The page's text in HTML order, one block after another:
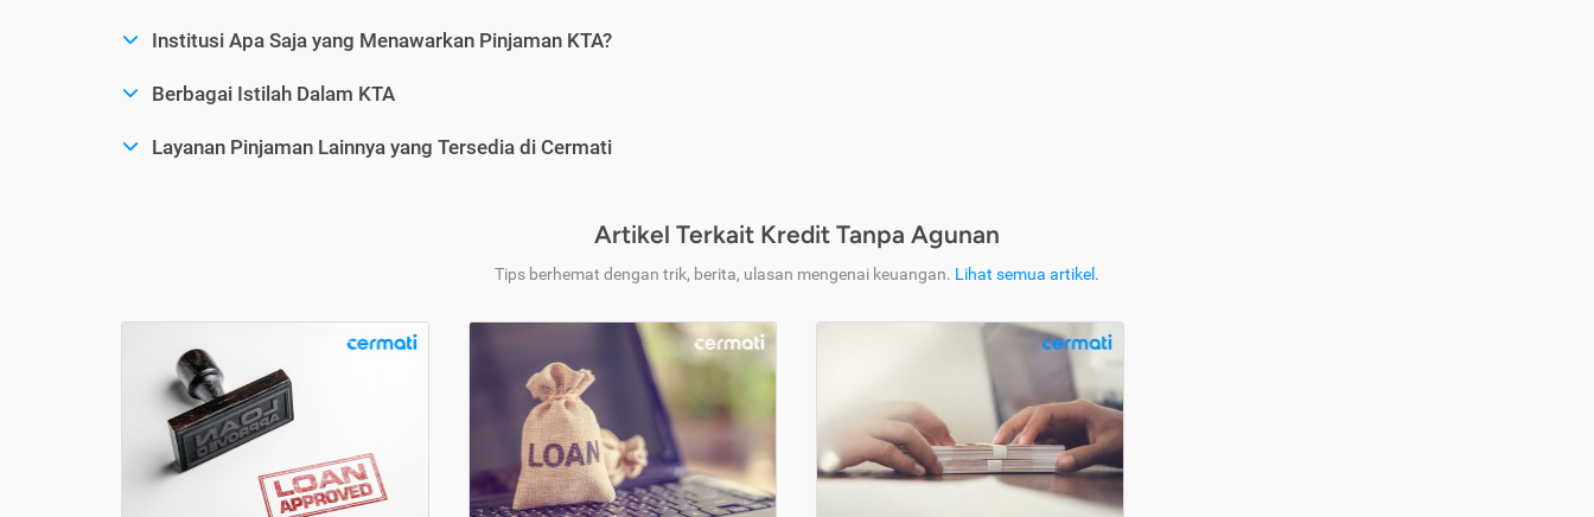
Institusi Apa Saja yang Menawarkan Pinjaman KTA?
Berbagai Istilah Dalam KTA
Layanan Pinjaman Lainnya yang Tersedia di Cermati
Artikel Terkait Kredit Tanpa Agunan
Tips berhemat dengan trik, berita, ulasan mengenai keuangan. Lihat semua artikel .